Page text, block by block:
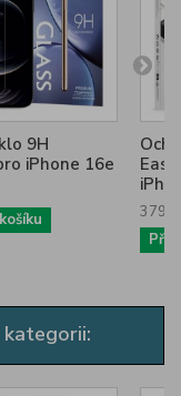
9H
iPhone 16e
379